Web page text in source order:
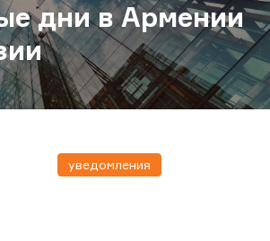
дни в Армении
уведомления